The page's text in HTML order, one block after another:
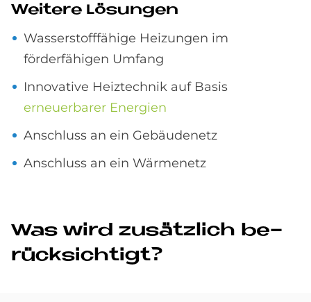
Wei­te­re Lö­sun­gen
Wasserstofffähige Heizungen im
förderfähigen Umfang
Innovative Heiztechnik auf Basis
erneuerbarer Energien
Anschluss an ein Gebäudenetz
Anschluss an ein Wärmenetz
Was wird zu­sätz­lich be­
rück­sich­ti­gt?